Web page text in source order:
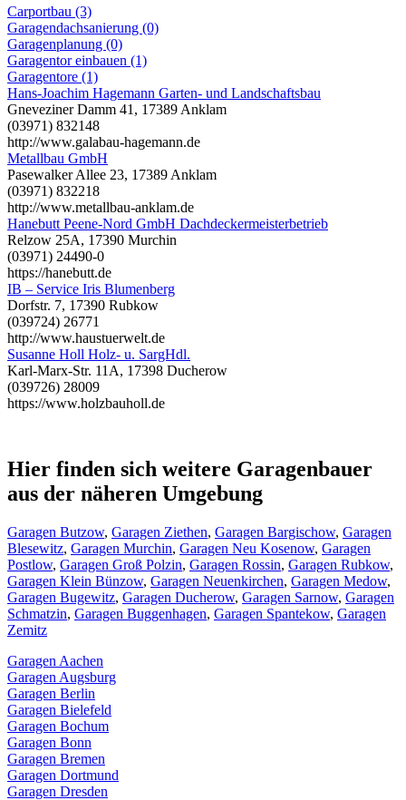
Carportbau (3)
Garagendachsanierung (0)
Garagenplanung (0)
Garagentor einbauen (1)
Garagentore (1)
Hans-Joachim Hagemann Garten- und Landschaftsbau
Gneveziner Damm 41, 17389 Anklam
(03971) 832148
http://www.galabau-hagemann.de
Metallbau GmbH
Pasewalker Allee 23, 17389 Anklam
(03971) 832218
http://www.metallbau-anklam.de
Hanebutt Peene-Nord GmbH Dachdeckermeisterbetrieb
Relzow 25A, 17390 Murchin
(03971) 24490-0
https://hanebutt.de
IB – Service Iris Blumenberg
Dorfstr. 7, 17390 Rubkow
(039724) 26771
http://www.haustuerwelt.de
Susanne Holl Holz- u. SargHdl.
Karl-Marx-Str. 11A, 17398 Ducherow
(039726) 28009
https://www.holzbauholl.de
Hier finden sich weitere Garagenbauer
aus der näheren Umgebung
Garagen Butzow, Garagen Ziethen, Garagen Bargischow, Garagen
Blesewitz, Garagen Murchin, Garagen Neu Kosenow, Garagen
Postlow, Garagen Groß Polzin, Garagen Rossin, Garagen Rubkow,
Garagen Klein Bünzow, Garagen Neuenkirchen, Garagen Medow,
Garagen Bugewitz, Garagen Ducherow, Garagen Sarnow, Garagen
Schmatzin, Garagen Buggenhagen, Garagen Spantekow, Garagen
Zemitz
Garagen Aachen
Garagen Augsburg
Garagen Berlin
Garagen Bielefeld
Garagen Bochum
Garagen Bonn
Garagen Bremen
Garagen Dortmund
Garagen Dresden